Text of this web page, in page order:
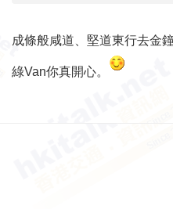
成條般咸道、堅道東行去金
綠Van你真開心。